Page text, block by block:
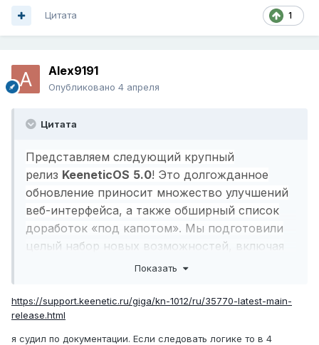
1
Цитата
Alex9191
Опубликовано 4 апреля
Цитата
Представляем следующий крупный
релиз KeeneticOS 5.0! Это долгожданное
обновление приносит множество улучшений
веб-интерфейса, а также обширный список
доработок «под капотом». Мы подготовили
целый набор новых возможностей, включая
маршрутизацию на основе DNS, простое и
VPN
Показать
https://support.keenetic.ru/giga/kn-1012/ru/35770-latest-main-
release.html
я судил по документации. Если следовать логике то в 4